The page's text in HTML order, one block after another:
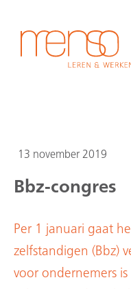
13 november 2019
Bbz-congres
Per 1 januari gaat
zelfstandigen (Bbz)
voor ondernemers